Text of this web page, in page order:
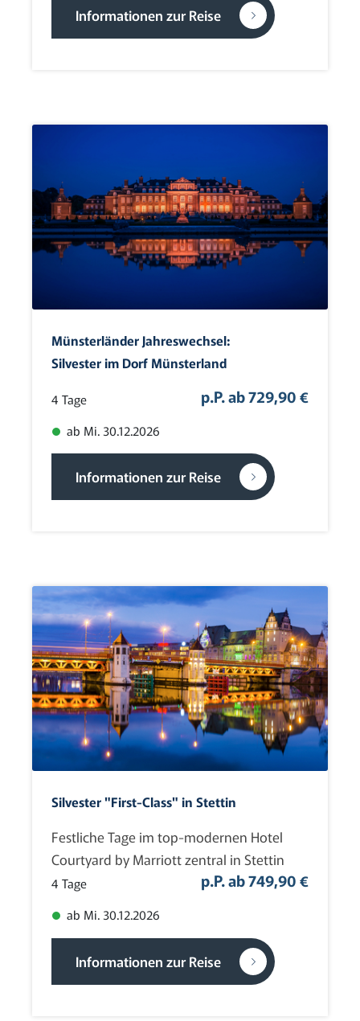
Informationen zur Reise
Münsterländer Jahreswechsel:
Silvester im Dorf Münsterland
4 Tage
ab Mi. 30.12.2026
p.P. ab 729,90 €
Informationen zur Reise
Silvester "First-Class" in Stettin
Festliche Tage im top-modernen Hotel
Courtyard by Marriott zentral in Stettin
4 Tage
ab Mi. 30.12.2026
p.P. ab 749,90 €
Informationen zur Reise